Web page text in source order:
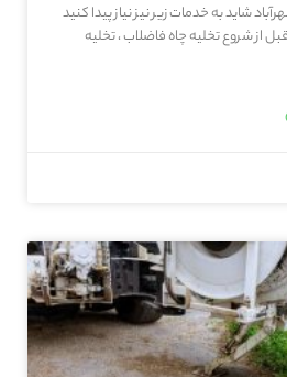
شاید به خدمات زیر نیز نیاز پیدا کنید
از شروع تخلیه چاه فاضلاب ، تخلیه